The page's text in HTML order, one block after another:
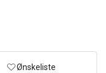
Ønskeliste